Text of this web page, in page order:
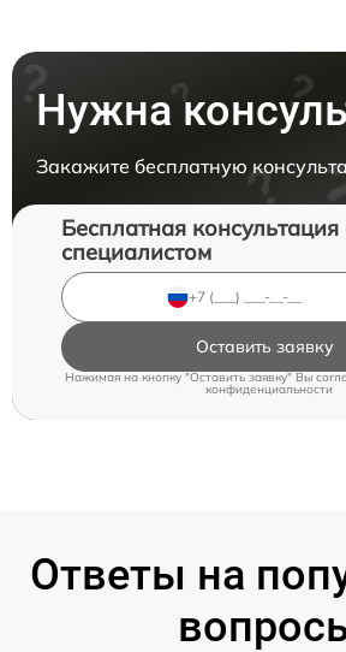
Нужна
Закажите бесплатную
Бесплатная консультация
специалистом
Оставить заявку
Нажимая на кнопку "Оставить заявку" Вы
конфиденциальности
Ответы на